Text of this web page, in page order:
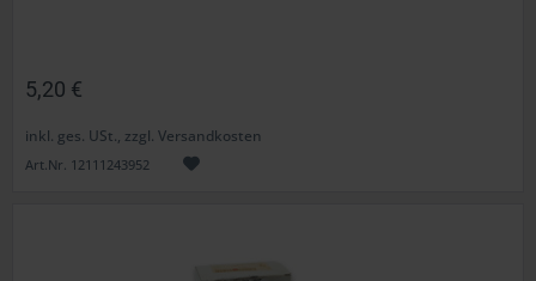
5,20 €
inkl. ges. USt., zzgl. Versandkosten
Art.Nr. 12111243952